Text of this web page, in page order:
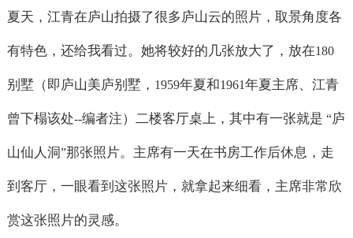
夏天，江青在庐山拍摄了很多庐山云的照片，取景角度各
有特色，还给我看过。她将较好的几张放大了，放在180
别墅（即庐山美庐别墅， 1959年夏和1961年夏主席、江青
曾下榻该处--编者注）二楼客厅桌上，其中有一张就是 “庐
山仙人洞”那张照片。主席有一天在书房工作后休息，走
到客厅，一眼看到这张照片，就拿起来细看，主席非常欣
赏这张照片的灵感。